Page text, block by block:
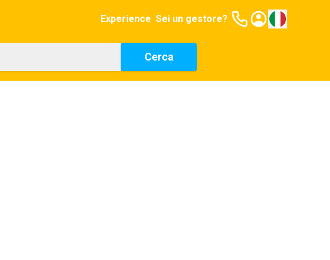
Experience Sei un gestore?
Cerca